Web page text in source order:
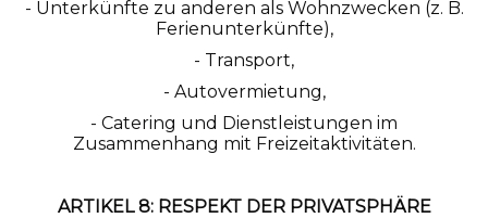
- Unterkünfte zu anderen als Wohnzwecken (z. B.
Ferienunterkünfte),
- Transport,
- Autovermietung,
- Catering und Dienstleistungen im
Zusammenhang mit Freizeitaktivitäten.
ARTIKEL 8: RESPEKT DER PRIVATSPHÄRE